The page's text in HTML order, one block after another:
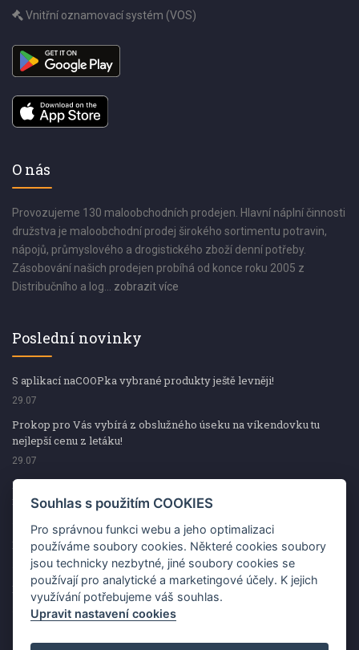
Vnitřní oznamovací systém (VOS)
O nás
Provozujeme 130 maloobchodních prodejen. Hlavní náplní činnosti
družstva je maloobchodní prodej širokého sortimentu potravin,
nápojů, průmyslového a drogistického zboží denní potřeby.
Zásobování našich prodejen probíhá od konce roku 2005 z
Distribučního a log... zobrazit více
Poslední novinky
S aplikací naCOOPka vybrané produkty ještě levněji!
29.07
Prokop pro Vás vybírá z obslužného úseku na víkendovku tu
nejlepší cenu z letáku!
29.07
Prokop pro Vás vybírá z obslužného úseku na víkendovku tu
nejlepší cenu z letáku!
Kup špekáčky od Váhaly a vyhraj s naCOOPkou sekerku Fiskars
29.07
Prokop pro Vás vybírá na víkendovku ty nejlepší ceny z letáku!
29.07
Souhlas s použitím COOKIES
Pro správnou funkci webu a jeho optimalizaci
používáme soubory cookies. Některé cookies soubory
jsou technicky nezbytné, jiné soubory cookies se
používají pro analytické a marketingové účely. K jejich
využívání potřebujeme váš souhlas.
Upravit nastavení cookies